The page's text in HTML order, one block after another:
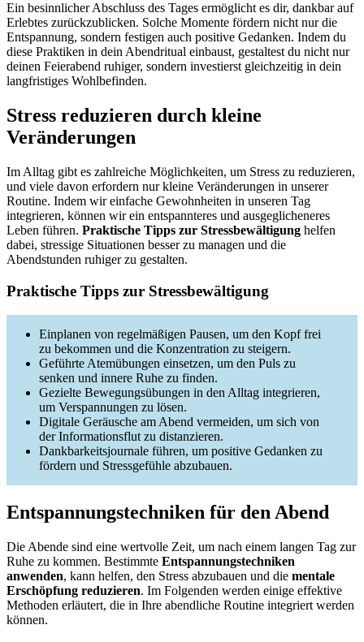
Ein besinnlicher Abschluss des Tages ermöglicht es dir, dankbar auf
Erlebtes zurückzublicken. Solche Momente fördern nicht nur die
Entspannung, sondern festigen auch positive Gedanken. Indem du
diese Praktiken in dein Abendritual einbaust, gestaltest du nicht nur
deinen Feierabend ruhiger, sondern investierst gleichzeitig in dein
langfristiges Wohlbefinden.
Stress reduzieren durch kleine
Veränderungen
Im Alltag gibt es zahlreiche Möglichkeiten, um Stress zu reduzieren,
und viele davon erfordern nur kleine Veränderungen in unserer
Routine. Indem wir einfache Gewohnheiten in unseren Tag
integrieren, können wir ein entspannteres und ausgeglicheneres
Leben führen. Praktische Tipps zur Stressbewältigung helfen
dabei, stressige Situationen besser zu managen und die
Abendstunden ruhiger zu gestalten.
Praktische Tipps zur Stressbewältigung
Einplanen von regelmäßigen Pausen, um den Kopf frei
zu bekommen und die Konzentration zu steigern.
Geführte Atemübungen einsetzen, um den Puls zu
senken und innere Ruhe zu finden.
Gezielte Bewegungsübungen in den Alltag integrieren,
um Verspannungen zu lösen.
Digitale Geräusche am Abend vermeiden, um sich von
der Informationsflut zu distanzieren.
Dankbarkeitsjournale führen, um positive Gedanken zu
fördern und Stressgefühle abzubauen.
Entspannungstechniken für den Abend
Die Abende sind eine wertvolle Zeit, um nach einem langen Tag zur
Ruhe zu kommen. Bestimmte Entspannungstechniken
anwenden, kann helfen, den Stress abzubauen und die mentale
Erschöpfung reduzieren. Im Folgenden werden einige effektive
Methoden erläutert, die in Ihre abendliche Routine integriert werden
können.